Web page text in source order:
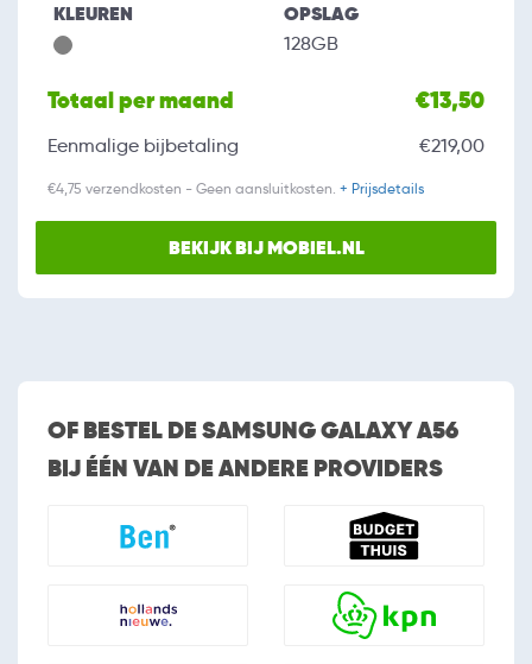
KLEUREN OPSLAG
128GB
Totaal per maand €13,50
Eenmalige bijbetaling €219,00
€4,75 verzendkosten - Geen aansluitkosten. + Prijsdetails
BEKIJK BIJ MOBIEL.NL
OF BESTEL DE SAMSUNG GALAXY A56
BIJ ÉÉN VAN DE ANDERE PROVIDERS